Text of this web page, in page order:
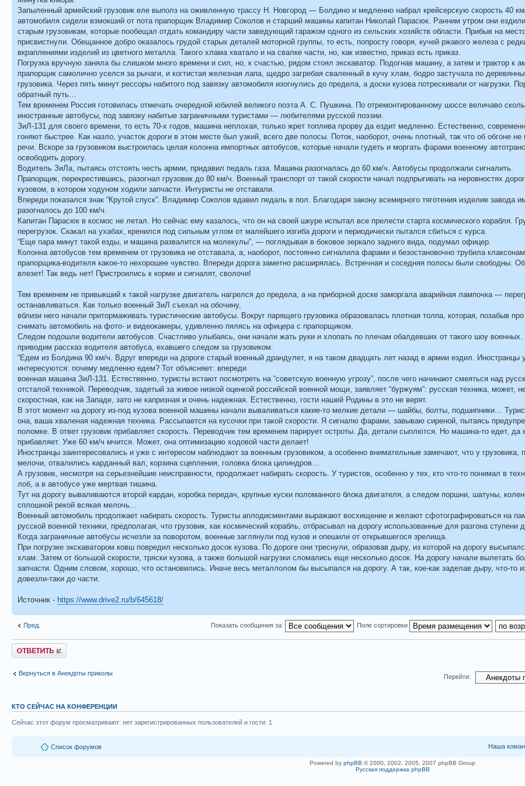
Запыленный армейский грузовик еле выполз на оживленную трассу Н. Новгород — Болдино и медленно набрал крейсерскую скорость 40
автомобиля сидели взмокший от пота прапорщик Владимир Соколов и старший машины капитан Николай Парасюк. Ранним утром они
старым грузовикам, которые пообещал отдать командиру части заведующий гаражом одного из сельских хозяйств области. Прибыв на
присвистнули. Обещанное добро оказалось грудой старых деталей моторной группы, то есть, попросту говоря, кучей ржавого железа с
вкраплениями изделий из цветного металла. Такого хлама хватало и на свалке части, но, как известно, приказ есть приказ.
Погрузка вручную заняла бы слишком много времени и сил, но, к счастью, рядом стоял экскаватор. Подогнав машину, а затем и трактор к
прапорщик самолично уселся за рычаги, и когтистая железная лапа, щедро загребая сваленный в кучу хлам, бодро застучала по
грузовика. Через пять минут рессоры набитого под завязку автомобиля изогнулись до предела, а доски кузова потрескивали от нагрузки.
обратный путь…
Тем временем Россия готовилась отмечать очередной юбилей великого поэта А. С. Пушкина. По отремонтированному шоссе величаво
иностранные автобусы, под завязку набитые заграничными туристами — любителями русской поэзии.
ЗиЛ-131 для своего времени, то есть 70-х годов, машина неплохая, только жрет топлива прорву да ездит медленно. Естественно,
гоняют быстрее. Как назло, участок дороги в этом месте был узкий, всего две полосы. Поток, наоборот, очень плотный, так что об обгоне
речи. Вскоре за грузовиком выстроилась целая колонна импортных автобусов, которые начали гудеть и моргать фарами военному
освободить дорогу.
Водитель ЗиЛа, пытаясь отстоять честь армии, придавил педаль газа. Машина разогналась до 60 км/ч. Автобусы продолжали сигналить.
Прапорщик, перекрестившись, разогнал грузовик до 80 км/ч. Военный транспорт от такой скорости начал подпрыгивать на неровностях
кузовом, в котором ходуном ходили запчасти. Интуристы не отставали.
Впереди показался знак “Крутой спуск”. Владимир Соколов вдавил педаль в пол. Благодаря закону всемирного тяготения изделие завода
разогналось до 100 км/ч.
Капитан Парасюк в космос не летал. Но сейчас ему казалось, что он на своей шкуре испытал все прелести старта космического корабля.
перегрузок. Скакал на ухабах, кренился под сильным углом от малейшего изгиба дороги и периодически пытался сбиться с курса.
“Еще пара минут такой езды, и машина развалится на молекулы”, — поглядывая в боковое зеркало заднего вида, подумал офицер.
Колонна автобусов тем временем от грузовика не отставала, а, наоборот, постоянно сигналила фарами и безостановочно трубила
прапорщика-водителя какое-то нехорошее чувство. Впереди дорога заметно расширялась. Встречная и соседняя полосы были свободны.
влезет! Так ведь нет! Пристроились к корме и сигналят, сволочи!
Тем временем не привыкший к такой нагрузке двигатель нагрелся до предела, а на приборной доске заморгала аварийная лампочка —
останавливаться. Как только военный ЗиЛ съехал на обочину,
вблизи него начали притормаживать туристические автобусы. Вокруг парящего грузовика образовалась плотная толпа, которая, позабыв
снимать автомобиль на фото- и видеокамеры, удивленно пялясь на офицера с прапорщиком.
Следом подошли водители автобусов. Счастливо улыбаясь, они начали жать руки и хлопать по плечам обалдевших от такого шоу
приводим рассказ водителя автобуса, ехавшего следом за грузовиком.
“Едем из Болдина 90 км/ч. Вдруг впереди на дороге старый военный драндулет, я на таком двадцать лет назад в армии ездил. Иностранцы
интересуются: почему медленно едем? Тот объясняет: впереди
военная машина ЗиЛ-131. Естественно, туристы встают посмотреть на “советскую военную угрозу”, после чего начинают смеяться над
отсталой техникой. Переводчик, задетый за живое низкой оценкой российской военной мощи, заявляет “буржуям”: русская техника, может,
скоростная, как на Западе, зато не капризная и очень надежная. Естественно, гости нашей Родины в это не верят.
В этот момент на дорогу из-под кузова военной машины начали вываливаться какие-то мелкие детали — шайбы, болты, подшипники…
она, ваша хваленая надежная техника. Рассыпается на кусочки при такой скорости. Я сигналю фарами, завываю сиреной, пытаясь
поломке. В ответ грузовик прибавляет скорость. Переводчик тем временем парирует остроты. Да, детали сыплются. Но машина-то едет, да
прибавляет. Уже 60 км/ч мчится. Может, она оптимизацию ходовой части делает!
Иностранцы заинтересовались и уже с интересом наблюдают за военным грузовиком, а особенно внимательные замечают, что у грузовика,
мелочи, отвалились карданный вал, корзина сцепления, головка блока цилиндров…
А грузовик, несмотря на серьезнейшие неисправности, продолжает набирать скорость. У туристов, особенно у тех, кто что-то понимал в
лоб, а в автобусе уже мертвая тишина.
Тут на дорогу вываливаются второй кардан, коробка передач, крупные куски поломанного блока двигателя, а следом поршни, шатуны,
сплошной рекой всякая мелочь…
Военный автомобиль продолжает набирать скорость. Туристы аплодисментами выражают восхищение и желают сфотографироваться на
русской военной техники, предполагая, что грузовик, как космический корабль, отбрасывал на дорогу использованные для разгона ступени
Когда заграничные автобусы исчезли за поворотом, военные заглянули под кузов и опешили от открывшегося зрелища.
При погрузке экскаватором ковш повредил несколько досок кузова. По дороге они треснули, образовав дыру, из которой на дорогу
хлам. Затем от большой скорости, тряски кузова, а также большой нагрузки сломались еще несколько досок. На дорогу начали вылетать
запчасти. Одним словом, хорошо, что остановились. Иначе весь металлолом бы высыпался на дорогу. А так, кое-как заделав дыру, что-то
довезли-таки до части.
Источник - https://www.drive2.ru/b/645618/
Пред. Показать сообщения за: Поле сортировки
Ответить
Вернуться в Анекдоты приколы
Перейти:
КТО СЕЙЧАС НА КОНФЕРЕНЦИИ
Сейчас этот форум просматривают: нет зарегистрированных пользователей и гости: 1
Список форумов Наша
Powered by phpBB © 2000, 2002, 2005, 2007 phpBB Group
Русская поддержка phpBB